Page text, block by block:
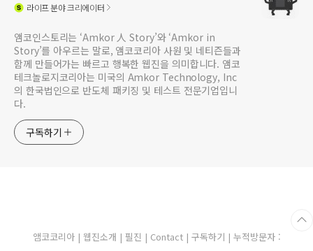
라이프분야 크리에이터
앰코인스토리는 ‘Amkor 人 Story’와 ‘Amkor in
Story’를 아우르는 말로, 앰코코리아 사원 및 네티즌들과
함께 만들어가는 빠르고 행복한 웹진을 의미합니다. 앰코
테크놀로지코리아는 미국의 Amkor Technology, Inc
의 한국법인으로 반도체 패키징 및 테스트 전문기업입니
다.
구독하기
앰코코리아| 웹진소개 | 필진 | Contact | 구독하기 | 누적방문자 :